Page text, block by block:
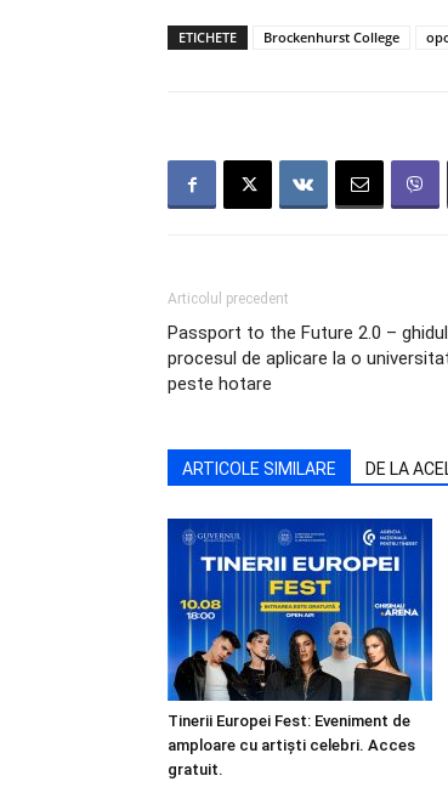
ETICHETE Brockenhurst College
Articolul precedent
Passport to the Future 2.0 –
procesul de aplicare la o
peste hotare
ARTICOLE SIMILARE DE LA
Tinerii Europei Fest: Eveniment de
amploare cu artiști celebri. Acces
gratuit.